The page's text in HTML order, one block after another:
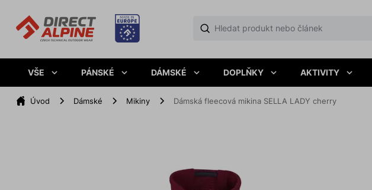
VŠE PÁNSKÉ DÁMSKÉ DOPLŇKY AKTIVITY
Úvod Dámské Mikiny Dámská fleecová mikina SELLA LADY cherry